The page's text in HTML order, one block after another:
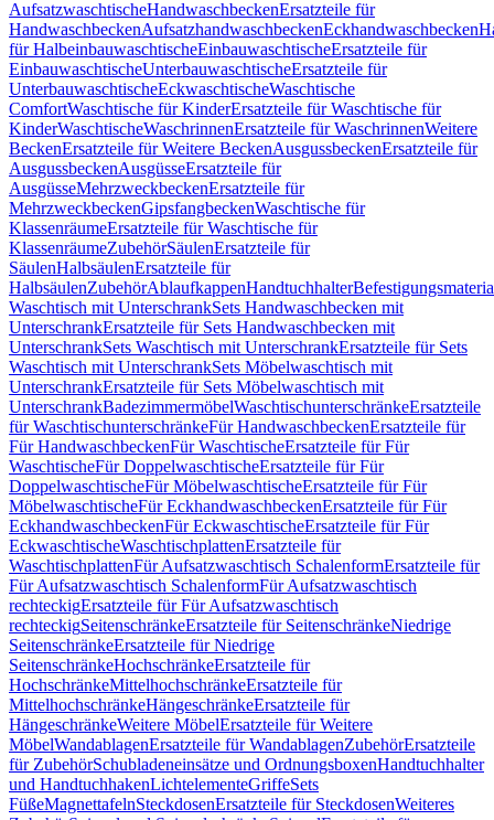
AufsatzwaschtischeHandwaschbeckenErsatzteile für
HandwaschbeckenAufsatzhandwaschbeckenEckhandwaschbecken
für HalbeinbauwaschtischeEinbauwaschtischeErsatzteile für
EinbauwaschtischeUnterbauwaschtischeErsatzteile für
UnterbauwaschtischeEckwaschtischeWaschtische
ComfortWaschtische für KinderErsatzteile für Waschtische für
KinderWaschtischeWaschrinnenErsatzteile für WaschrinnenWeitere
BeckenErsatzteile für Weitere BeckenAusgussbeckenErsatzteile für
AusgussbeckenAusgüsseErsatzteile für
AusgüsseMehrzweckbeckenErsatzteile für
MehrzweckbeckenGipsfangbeckenWaschtische für
KlassenräumeErsatzteile für Waschtische für
KlassenräumeZubehörSäulenErsatzteile für
SäulenHalbsäulenErsatzteile für
HalbsäulenZubehörAblaufkappenHandtuchhalter
Waschtisch mit UnterschrankSets Handwaschbecken mit
UnterschrankErsatzteile für Sets Handwaschbecken mit
UnterschrankSets Waschtisch mit UnterschrankErsatzteile für Sets
Waschtisch mit UnterschrankSets Möbelwaschtisch mit
UnterschrankErsatzteile für Sets Möbelwaschtisch mit
UnterschrankBadezimmermöbelWaschtischunterschränkeErsatzteile
für WaschtischunterschränkeFür HandwaschbeckenErsatzteile für
Für HandwaschbeckenFür WaschtischeErsatzteile für Für
WaschtischeFür DoppelwaschtischeErsatzteile für Für
DoppelwaschtischeFür MöbelwaschtischeErsatzteile für Für
MöbelwaschtischeFür EckhandwaschbeckenErsatzteile für Für
EckhandwaschbeckenFür EckwaschtischeErsatzteile für Für
EckwaschtischeWaschtischplattenErsatzteile für
WaschtischplattenFür Aufsatzwaschtisch SchalenformErsatzteile für
Für Aufsatzwaschtisch SchalenformFür Aufsatzwaschtisch
rechteckigErsatzteile für Für Aufsatzwaschtisch
rechteckigSeitenschränkeErsatzteile für SeitenschränkeNiedrige
SeitenschränkeErsatzteile für Niedrige
SeitenschränkeHochschränkeErsatzteile für
HochschränkeMittelhochschränkeErsatzteile für
MittelhochschränkeHängeschränkeErsatzteile für
HängeschränkeWeitere MöbelErsatzteile für Weitere
MöbelWandablagenErsatzteile für WandablagenZubehörErsatzteile
für ZubehörSchubladeneinsätze und OrdnungsboxenHandtuchhalter
und HandtuchhakenLichtelementeGriffeSets
FüßeMagnettafelnSteckdosenErsatzteile für SteckdosenWeiteres